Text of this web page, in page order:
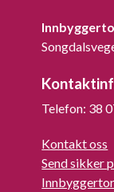
Telefon: 38
Kontakt oss
Send sikker